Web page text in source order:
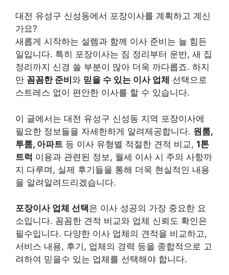
대전 유성구 신성동에서 포장이사를 계획하고 계신
가요?
새롭게 시작하는 설렘과 함께 이사 준비는 늘 힘든
일입니다. 특히 포장이사는 짐 정리부터 운반, 새 집
정리까지 신경 쓸 부분이 많아 더욱 까다롭죠. 하지
만 꼼꼼한 준비 와 믿을 수 있는 이사 업체 선택으로
스트레스 없이 편안한 이사를 할 수 있습니다.
이 글에서는 대전 유성구 신성동 지역 포장이사에
필요한 정보들을 자세한하게 알려제공합니다. 원룸,
투룸, 아파트 등 이사 유형별 적절한 견적 비교, 1톤
트럭 이용과 관련된 정보, 월세 이사 시 주의 사항까
지 다루며, 실제 후기들을 통해 더욱 현실적인 내용
을 알려알려드리겠습니다.
포장이사 업체 선택은 이사 성공의 가장 중요한 요
소입니다. 꼼꼼한 견적 비교와 업체 신뢰도 확인은
필수입니다. 다양한 이사 업체의 견적을 비교하고,
서비스 내용, 후기, 업체의 경력 등을 종합적으로 고
려하여 믿을수 있는 업체를 선택해야 합니다.